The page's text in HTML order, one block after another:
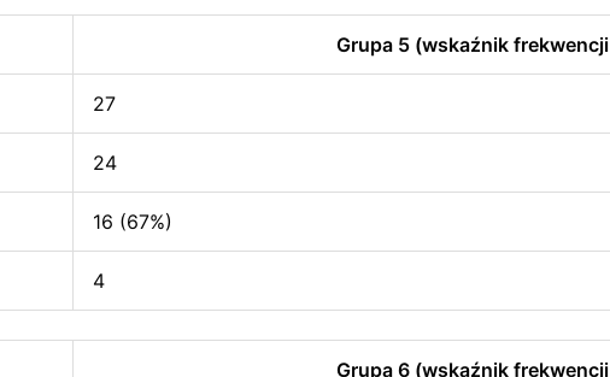
Grupa 5 (wskaźnik
27
24
16 (67%)
4
Grupa 6 (wskaźnik